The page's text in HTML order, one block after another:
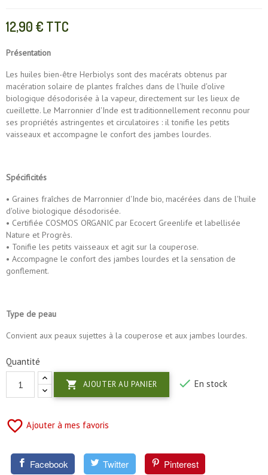
12,90 € TTC
Présentation
Les huiles bien-être Herbiolys sont des macérats obtenus par
macération solaire de plantes fraîches dans de l'huile d'olive
biologique désodorisée à la vapeur, directement sur les lieux de
cueillette. Le Marronnier d'Inde est traditionnellement reconnu pour
ses propriétés astringentes et circulatoires : il tonifie les petits
vaisseaux et accompagne le confort des jambes lourdes.
Spécificités
• Graines fraîches de Marronnier d'Inde bio, macérées dans de l'huile
d'olive biologique désodorisée.
• Certifiée COSMOS ORGANIC par Ecocert Greenlife et labellisée
Nature et Progrès.
• Tonifie les petits vaisseaux et agit sur la couperose.
• Accompagne le confort des jambes lourdes et la sensation de
gonflement.
Type de peau
Convient aux peaux sujettes à la couperose et aux jambes lourdes.
Quantité
 AJOUTER AU PANIER  En stock
favorite_border Ajouter à mes favoris
Facebook Twitter Pinterest